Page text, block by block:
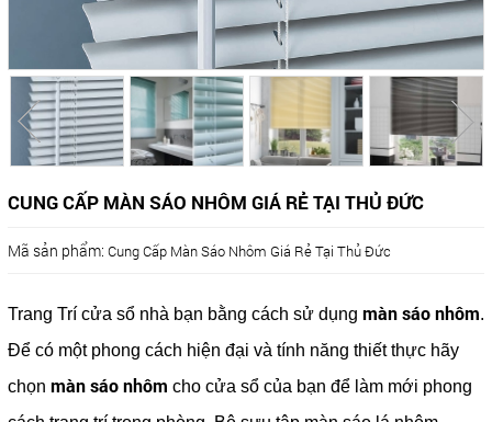
CUNG CẤP MÀN SÁO NHÔM GIÁ RẺ TẠI THỦ ĐỨC
Mã sản phẩm: Cung Cấp Màn Sáo Nhôm Giá Rẻ Tại Thủ Đức
Trang Trí cửa sổ nhà bạn bằng cách sử dụng màn sáo nhôm.
Để có một phong cách hiện đại và tính năng thiết thực hãy
chọn màn sáo nhôm cho cửa sổ của bạn để làm mới phong